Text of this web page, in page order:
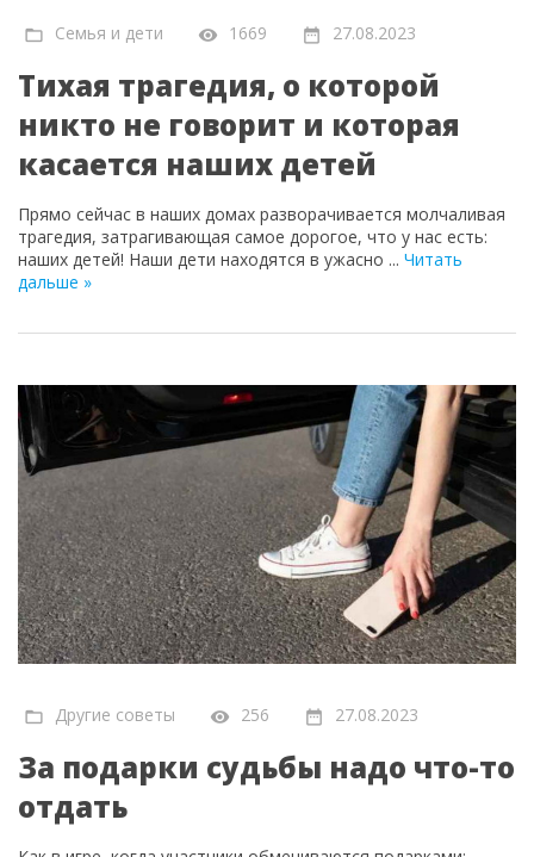
Семья и дети 1669 27.08.2023
Тихая трагедия, о которой
никто не говорит и которая
касается наших детей
Прямо сейчас в наших домах разворачивается молчаливая
трагедия, затрагивающая самое дорогое, что у нас есть:
наших детей! Наши дети находятся в ужасно ... Читать
дальше »
Другие советы 256 27.08.2023
За подарки судьбы надо что-то
отдать